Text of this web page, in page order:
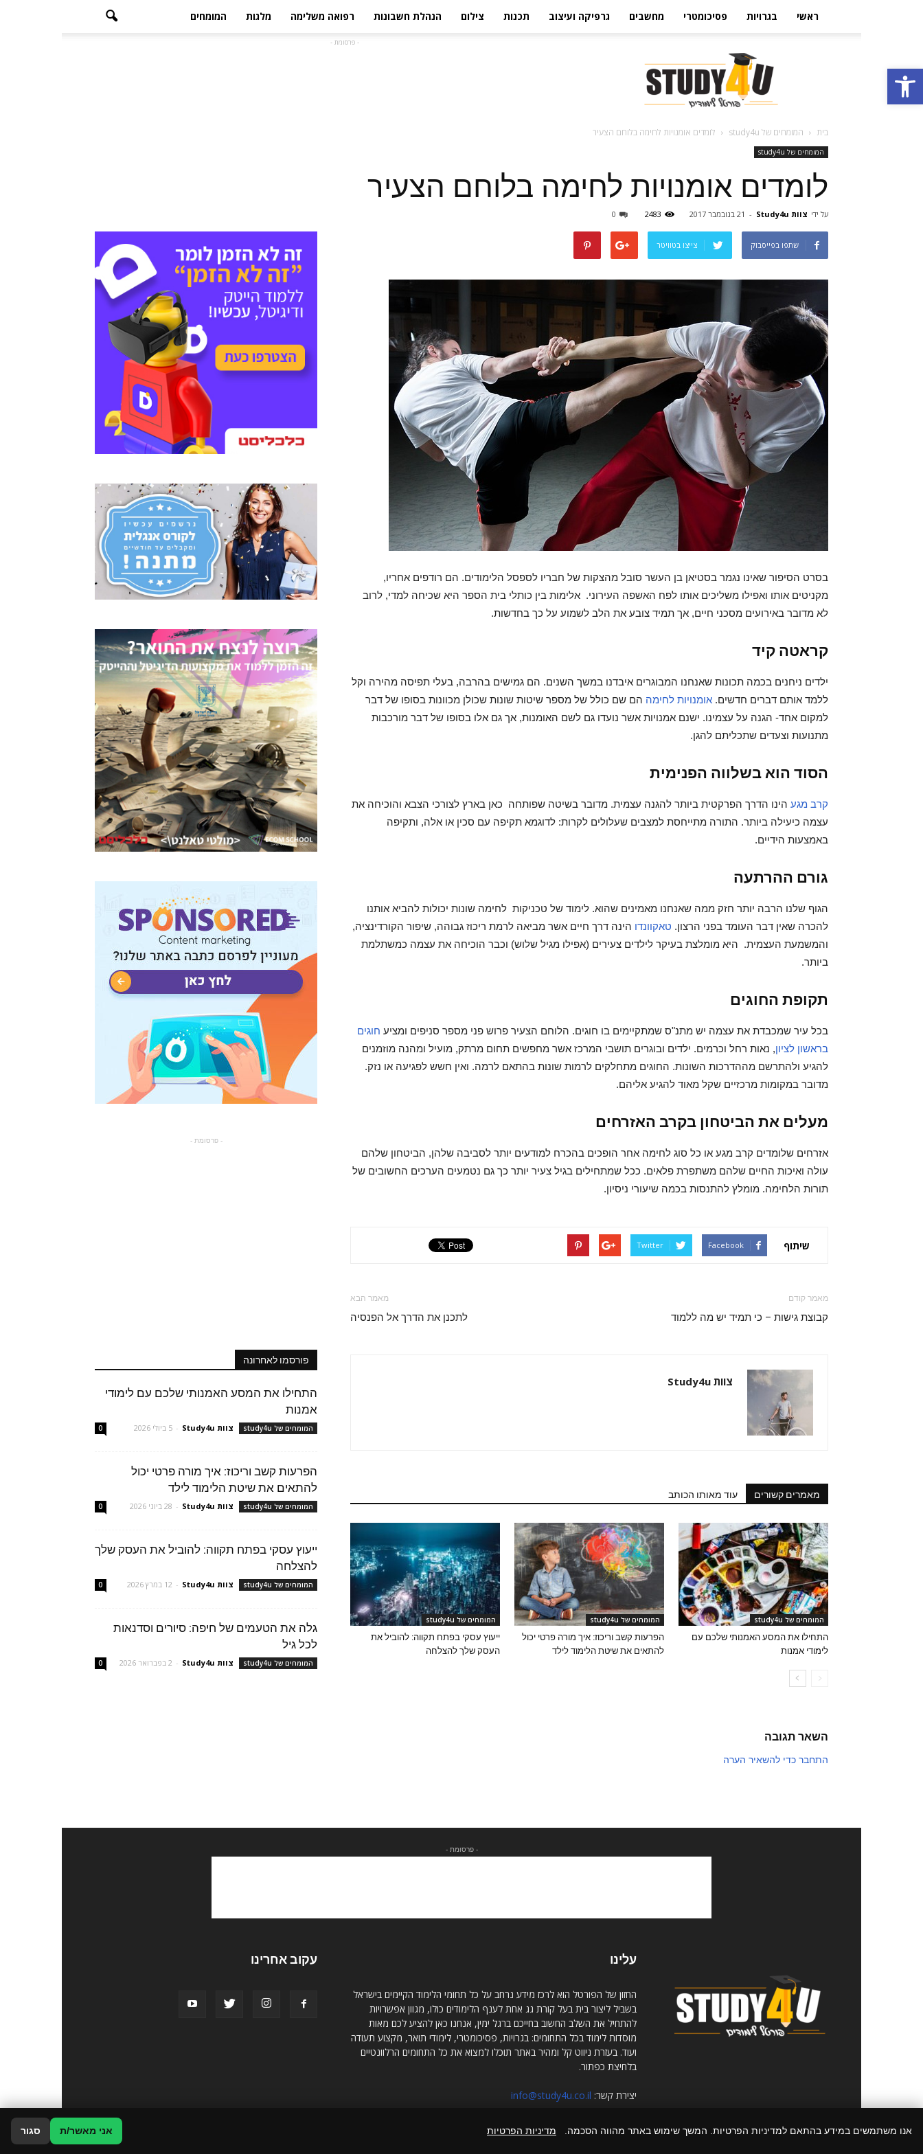
פתח סרגל נגישות
ראשי בגרויות פסיכומטרי מחשבים גרפיקה ועיצוב תכנות צילום הנהלת חשבונות רפואה משלימה מלגות המומחים
ללימודים
בישראל
Study4U
- פרסומת -
בית המומחים של study4u לומדים אומנויות לחימה בלוחם הצעיר
המומחים של study4u
לומדים אומנויות לחימה בלוחם הצעיר
על ידי צוות Study4u - 21 בנובמבר 2017 2483
0
שתפו בפייסבוק צייצו בטוויטר
בסרט הסיפור שאינו נגמר בסטיאן בן העשר סובל מהצקות של חבריו לספסל הלימודים. הם רודפים אחריו,
מקניטים אותו ואפילו משליכים אותו לפח האשפה העירוני. אלימות בין כותלי בית הספר היא שכיחה למדי, לרוב
לא מדובר באירועים מסכני חיים, אך תמיד צובע את הלב לשמוע על כך בחדשות.
קראטה קיד
ילדים ניחנים בכמה תכונות שאנחנו המבוגרים איבדנו במשך השנים. הם גמישים בהרבה, בעלי תפיסה מהירה וקל
ללמד אותם דברים חדשים. אומנויות לחימה הם שם כולל של מספר שיטות שונות שכולן מכוונות בסופו של דבר
למקום אחד- הגנה על עצמינו. ישנם אמנויות אשר נועדו גם לשם האומנות, אך גם אלו בסופו של דבר מורכבות
מתנועות וצעדים שתכליתם להגן.
הסוד הוא בשלווה הפנימית
קרב מגע הינו הדרך הפרקטית ביותר להגנה עצמית. מדובר בשיטה שפותחה כאן בארץ לצורכי הצבא והוכיחה את
עצמה כיעילה ביותר. התורה מתייחסת למצבים שעלולים לקרות: לדוגמא תקיפה עם סכין או אלה, ותקיפה
באמצעות הידיים.
גורם ההרתעה
הגוף שלנו הרבה יותר חזק ממה שאנחנו מאמינים שהוא. לימוד של טכניקות לחימה שונות יכולות להביא אותנו
להכרה שאין דבר העומד בפני הרצון. טאקוונדו הינה דרך חיים אשר מביאה לרמת ריכוז גבוהה, שיפור הקורדינציה,
והמשמעת העצמית. היא מומלצת בעיקר לילדים צעירים (אפילו מגיל שלוש) וכבר הוכיחה את עצמה כמשתלמת
ביותר.
תקופת החוגים
בכל עיר שמכבדת את עצמה יש מתנ"ס שמתקיימים בו חוגים. הלוחם הצעיר פרוש פני מספר סניפים ומציע חוגים
בראשון לציון, נאות רחל וכרמים. ילדים ובוגרים תושבי המרכז אשר מחפשים תחום מרתק, מועיל ומהנה מוזמנים
להגיע ולהתרשם מההדרכות השונות. החוגים מתחלקים לרמות שונות בהתאם לרמה. ואין חשש לפגיעה או נזק.
מדובר במקומות מרכזיים שקל מאוד להגיע אליהם.
מעלים את הביטחון בקרב האזרחים
אזרחים שלומדים קרב מגע או כל סוג לחימה אחר הופכים בהכרח למודעים יותר לסביבה שלהן, הביטחון שלהם
עולה ואיכות החיים שלהם משתפרת פלאים. ככל שמתחילים בגיל צעיר יותר כך גם נטמעים הערכים החשובים של
תורות הלחימה. מומלץ להתנסות בכמה שיעורי ניסיון.
שיתוף Facebook
Twitter
מאמר קודם
קבוצת גישות – כי תמיד יש מה ללמוד
מאמר הבא
לתכנן את הדרך אל הפנסיה
צוות Study4u
מאמרים קשורים עוד מאותו הכותב
המומחים של study4u
התחילו את המסע האמנותי שלכם עם
לימודי אמנות
המומחים של study4u
הפרעות קשב וריכוז: איך מורה פרטי יכול
להתאים את שיטת הלימוד לילד
המומחים של study4u
ייעוץ עסקי בפתח תקווה: להוביל את
העסק שלך להצלחה
השאר תגובה
התחבר כדי להשאיר הערה
- פרסומת -
פורסמו לאחרונה
התחילו את המסע האמנותי שלכם עם לימודי
אמנות
המומחים של study4u צוות Study4u - 5 ביולי 2026 0
הפרעות קשב וריכוז: איך מורה פרטי יכול
להתאים את שיטת הלימוד לילד
המומחים של study4u צוות Study4u - 28 ביוני 2026 0
ייעוץ עסקי בפתח תקווה: להוביל את העסק שלך
להצלחה
המומחים של study4u צוות Study4u - 12 במרץ 2026 0
גלה את הטעמים של חיפה: סיורים וסדנאות
לכל גיל
המומחים של study4u צוות Study4u - 2 בפברואר 2026 0
- פרסומת -
עלינו
החזון של הפורטל הוא לרכז מידע נרחב על כל תחומי הלימוד הקיימים בישראל
בשביל ליצור בית בעל קורת גג אחת לענף הלימודים כולו, מגוון אפשרויות
להתחיל את השלב החשוב בחייכם ברגל ימין, אנחנו כאן להציע לכם מאות
מוסדות לימוד בכל התחומים: בגרויות, פסיכומטרי, לימודי תואר, מקצוע תעודה
ועוד. בעזרת ניווט קל ומהיר באתר תוכלו למצוא את כל התחומים הרלוונטיים
בלחיצת כפתור.
יצירת קשר: info@study4u.co.il
עקוב אחרינו
צור קשר
אנו משתמשים במידע בהתאם למדיניות הפרטיות. המשך שימוש באתר מהווה הסכמה. מדיניות הפרטיות אני מאשר/ת סגור